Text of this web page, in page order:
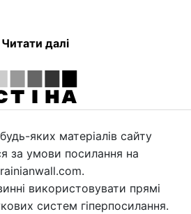
Читати далі
яких матеріалів сайту
за умови посилання на
використовувати прямі
систем гіперпосилання.